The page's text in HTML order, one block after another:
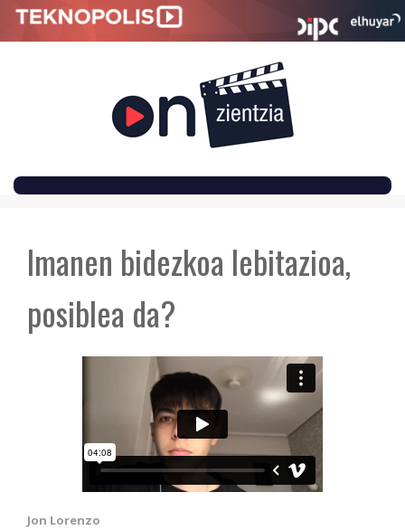
Imanen bidezkoa lebitazioa,
posiblea da?
Jon Lorenzo